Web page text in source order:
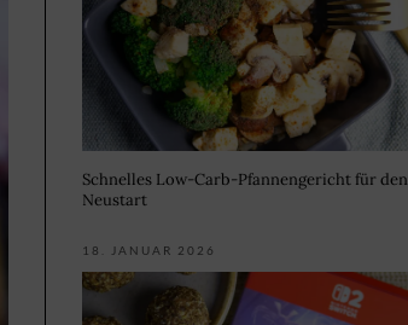
Schnelles Low-Carb-Pfannengericht für den
Neustart
18. JANUAR 2026